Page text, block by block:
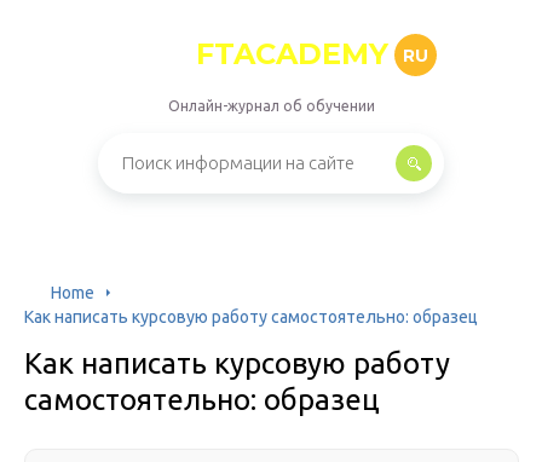
FTACADEMY RU
Онлайн-журнал об обучении
Home
Как написать курсовую работу самостоятельно: образец
Как написать курсовую работу
самостоятельно: образец